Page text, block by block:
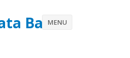
Batu
MENU